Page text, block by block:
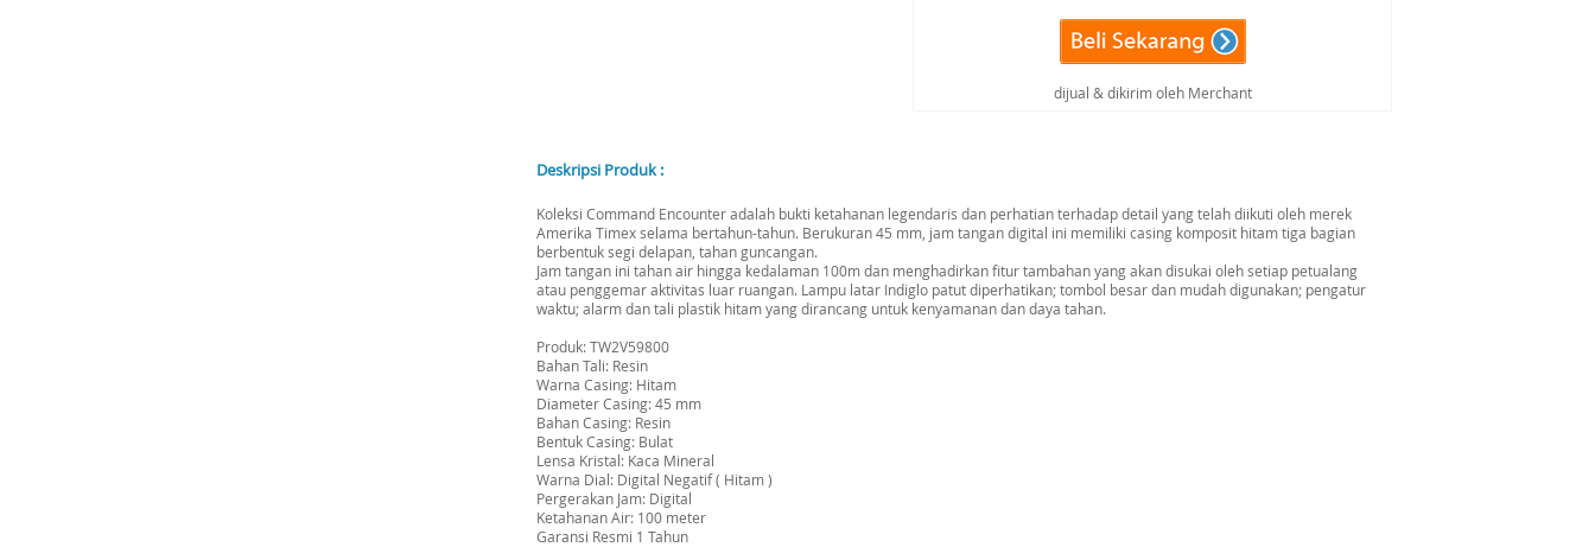
dijual & dikirim oleh Merchant
Deskripsi Produk :
Koleksi Command Encounter adalah bukti ketahanan legendaris dan perhatian terhadap detail yang telah diikuti oleh merek
Amerika Timex selama bertahun-tahun. Berukuran 45 mm, jam tangan digital ini memiliki casing komposit hitam tiga bagian
berbentuk segi delapan, tahan guncangan.
Jam tangan ini tahan air hingga kedalaman 100m dan menghadirkan fitur tambahan yang akan disukai oleh setiap petualang
atau penggemar aktivitas luar ruangan. Lampu latar Indiglo patut diperhatikan; tombol besar dan mudah digunakan; pengatur
waktu; alarm dan tali plastik hitam yang dirancang untuk kenyamanan dan daya tahan.
Produk: TW2V59800
Bahan Tali: Resin
Warna Casing: Hitam
Diameter Casing: 45 mm
Bahan Casing: Resin
Bentuk Casing: Bulat
Lensa Kristal: Kaca Mineral
Warna Dial: Digital Negatif ( Hitam )
Pergerakan Jam: Digital
Ketahanan Air: 100 meter
Garansi Resmi 1 Tahun